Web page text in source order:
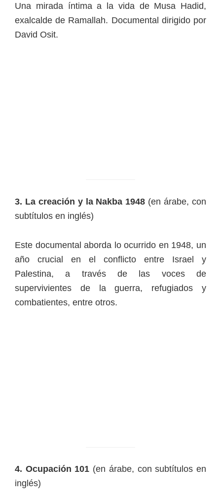
Una mirada íntima a la vida de Musa Hadid,
exalcalde de Ramallah. Documental dirigido por
David Osit.
3. La creación y la Nakba 1948 (en árabe, con
subtítulos en inglés)
Este documental aborda lo ocurrido en 1948, un
año crucial en el conflicto entre Israel y
Palestina, a través de las voces de
supervivientes de la guerra, refugiados y
combatientes, entre otros.
4. Ocupación 101 (en árabe, con subtítulos en
inglés)